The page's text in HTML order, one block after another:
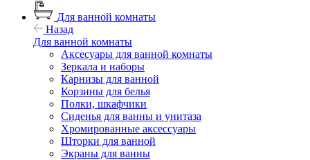
Для ванной комнаты
Назад
Для ванной комнаты
Аксесуары для ванной комнаты
Зеркала и наборы
Карнизы для ванной
Корзины для белья
Полки, шкафчики
Сиденья для ванны и унитаза
Хромированные аксессуары
Шторки для ванной
Экраны для ванны